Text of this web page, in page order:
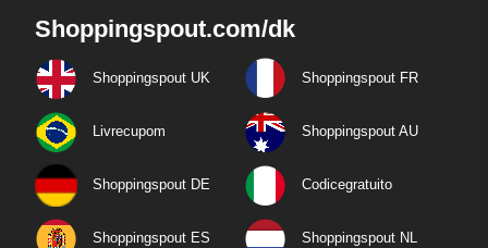
Shoppingspout.com/dk
Shoppingspout UK Shoppingspout FR
Livrecupom Shoppingspout AU
Shoppingspout DE Codicegratuito
Shoppingspout ES Shoppingspout NL